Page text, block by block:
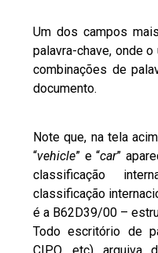
Um dos campos
palavra-chave, onde
combinações de
documento.
Note que, na tela
“vehicle” e “car”
classificação
classificação
é a B62D39/00 –
Todo escritório de